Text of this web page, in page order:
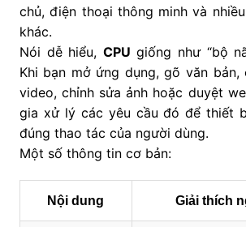
chủ, điện thoại thông minh và
khác.
Nói dễ hiểu, CPU giống như “bộ
Khi bạn mở ứng dụng, gõ văn bản,
video, chỉnh sửa ảnh hoặc duyệt
gia xử lý các yêu cầu đó để thiết
đúng thao tác của người dùng.
Một số thông tin cơ bản:
Nội dung Giải thích